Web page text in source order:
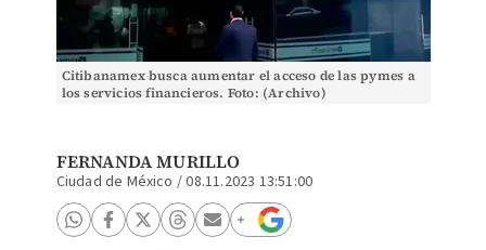
Citibanamex busca aumentar el acceso de las pymes a
los servicios financieros. Foto: (Archivo)
FERNANDA MURILLO
Ciudad de México /08.11.2023 13:51:00